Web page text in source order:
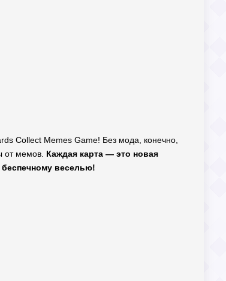
Collect Memes Game! Без мода, конечно,
от мемов. Каждая карта — это новая
веселью!